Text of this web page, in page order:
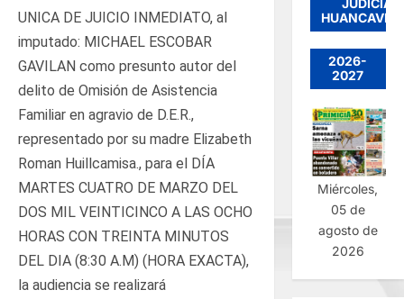
UNICA DE JUICIO INMEDIATO, al
imputado: MICHAEL ESCOBAR
GAVILAN como presunto autor del
delito de Omisión de Asistencia
Familiar en agravio de D.E.R.,
representado por su madre Elizabeth
Roman Huillcamisa., para el DÍA
MARTES CUATRO DE MARZO DEL
DOS MIL VEINTICINCO A LAS OCHO
HORAS CON TREINTA MINUTOS
DEL DIA (8:30 A.M) (HORA EXACTA),
la audiencia se realizará
2026-
2027
Miércoles,
05 de
agosto de
2026